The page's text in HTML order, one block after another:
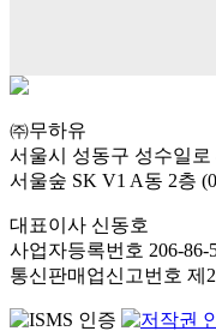
㈜무하유
서울시 성동구 성수일로
서울숲 SK V1 A동 2층
대표이사 신동호
사업자등록번호 206-86-
통신판매업신고번호 제